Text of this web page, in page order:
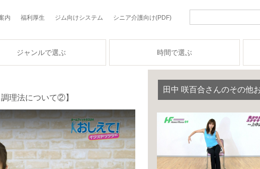
内 福利厚生 ジム向けシステム シニア介護向け(PDF)
ジャンルで選ぶ 時間で選ぶ
理法について②】
田中 咲百合さんのその他